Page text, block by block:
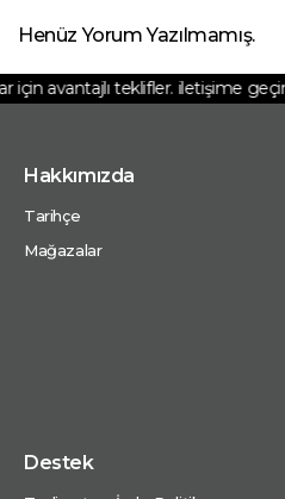
Henüz Yorum Yazılmamış.
için avantajlı teklifler. iletişime geçin.
Hakkımızda
Tarihçe
Mağazalar
Destek